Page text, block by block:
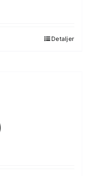
Detaljer